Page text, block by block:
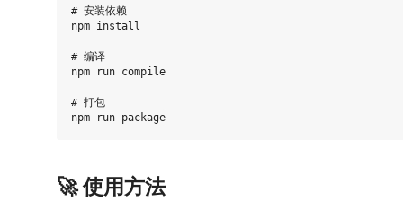
# 安装依赖
npm install
# 编译
npm run compile
# 打包
🚀 使用方法